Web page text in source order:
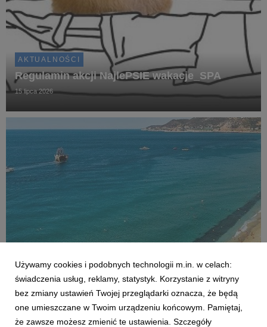
AKTUALNOŚCI
Regulamin akcji NajlePSIE wakacje_SPA
15 lipca 2026
AKTUALNOŚCI
Czy Polacy potrafią wypoczywać? Co czwarty
sprawdza służbowe maile na wakacjach
2 lipca 2026
Używamy cookies i podobnych technologii m.in. w celach:
świadczenia usług, reklamy, statystyk. Korzystanie z witryny
bez zmiany ustawień Twojej przeglądarki oznacza, że będą
one umieszczane w Twoim urządzeniu końcowym. Pamiętaj,
że zawsze możesz zmienić te ustawienia. Szczegóły